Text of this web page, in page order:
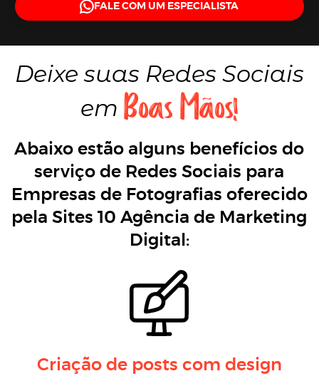
FALE COM UM ESPECIALISTA
Deixe suas Redes Sociais
em Boas Mãos!
Abaixo estão alguns benefícios do
serviço de Redes Sociais para
Empresas de Fotografias oferecido
pela Sites 10 Agência de Marketing
Digital:
Criação de posts com design